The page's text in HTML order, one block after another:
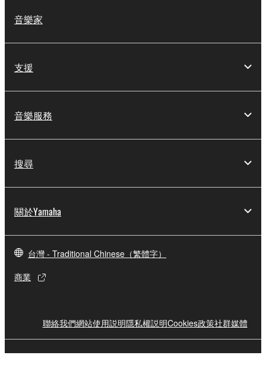
音樂家
支援
音樂服務
搜尋
關於Yamaha
台灣 - Traditional Chinese（繁體字）
商業
聯絡我們網站使用説明隱私權説明Cookies政策社群媒體
© Yamaha Corporation.